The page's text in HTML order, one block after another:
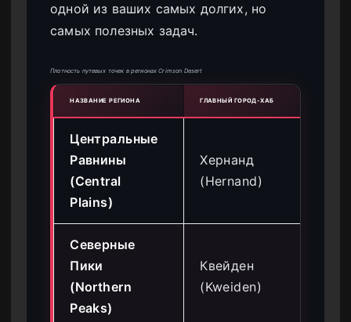
одной из ваших самых долгих, но
самых полезных задач.
Плотность путевых точек в регионах Crimson Desert
НАЗВАНИЕ РЕГИОНА ГЛАВНЫЙ ГОРОД-ХАБ
Центральные
Равнины
(Central
Plains)
Хернанд
(Hernand)
Северные
Пики
(Northern
Peaks)
Квейден
(Kweiden)